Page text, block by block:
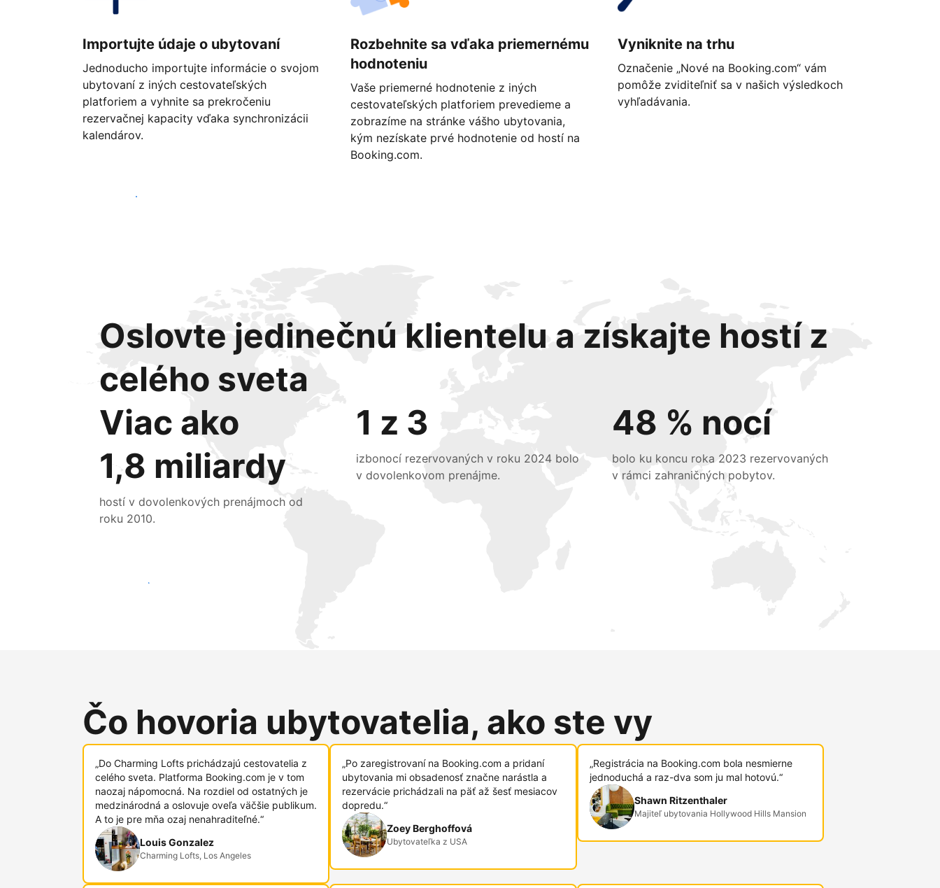
Importujte údaje o ubytovaní
Jednoducho importujte informácie o svojom
ubytovaní z iných cestovateľských
platforiem a vyhnite sa prekročeniu
rezervačnej kapacity vďaka synchronizácii
kalendárov.
Rozbehnite sa vďaka priemernému
hodnoteniu
Vaše priemerné hodnotenie z iných
cestovateľských platforiem prevedieme a
zobrazíme na stránke vášho ubytovania,
kým nezískate prvé hodnotenie od hostí na
Booking.com.
Vyniknite na trhu
Označenie „Nové na Booking.com“ vám
pomôže zviditeľniť sa v našich výsledkoch
vyhľadávania.
Začať ešte dnes
Oslovte jedinečnú klientelu a získajte hostí z
celého sveta
Viac ako
1,8 miliardy
hostí v dovolenkových prenájmoch od
roku 2010.
1 z 3
izbonocí rezervovaných v roku 2024 bolo
v dovolenkovom prenájme.
48 % nocí
bolo ku koncu roka 2023 rezervovaných
v rámci zahraničných pobytov.
Osloviť nových hostí
Čo hovoria ubytovatelia, ako ste vy
„Do Charming Lofts prichádzajú cestovatelia z
celého sveta. Platforma Booking.com je v tom
naozaj nápomocná. Na rozdiel od ostatných je
medzinárodná a oslovuje oveľa väčšie publikum.
A to je pre mňa ozaj nenahraditeľné.“
Louis Gonzalez
Charming Lofts, Los Angeles
„Po zaregistrovaní na Booking.com a pridaní
ubytovania mi obsadenosť značne narástla a
rezervácie prichádzali na päť až šesť mesiacov
dopredu.“
Zoey Berghoffová
Ubytovateľka z USA
„Registrácia na Booking.com bola nesmierne
jednoduchá a raz-dva som ju mal hotovú.“
Shawn Ritzenthaler
Majiteľ ubytovania Hollywood Hills Mansion